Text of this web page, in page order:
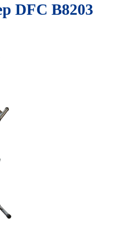
DFC B8203